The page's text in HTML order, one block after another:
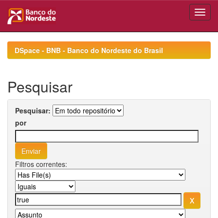
navigationDSpace - BNB - Banco do Nordeste do Brasil
Pesquisar
Pesquisar:
por
Filtros correntes: